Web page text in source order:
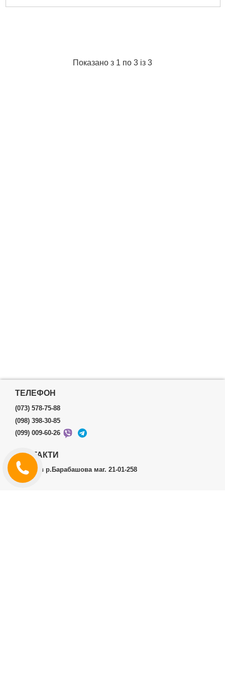
Клас: хобі
Показано з 1 по 3 із 3
ТЕЛЕФОН
(073) 578-75-88
(098) 398-30-85
(099) 009-60-26
КОНТАКТИ
м.Харків р.Барабашова маг. 21-01-258